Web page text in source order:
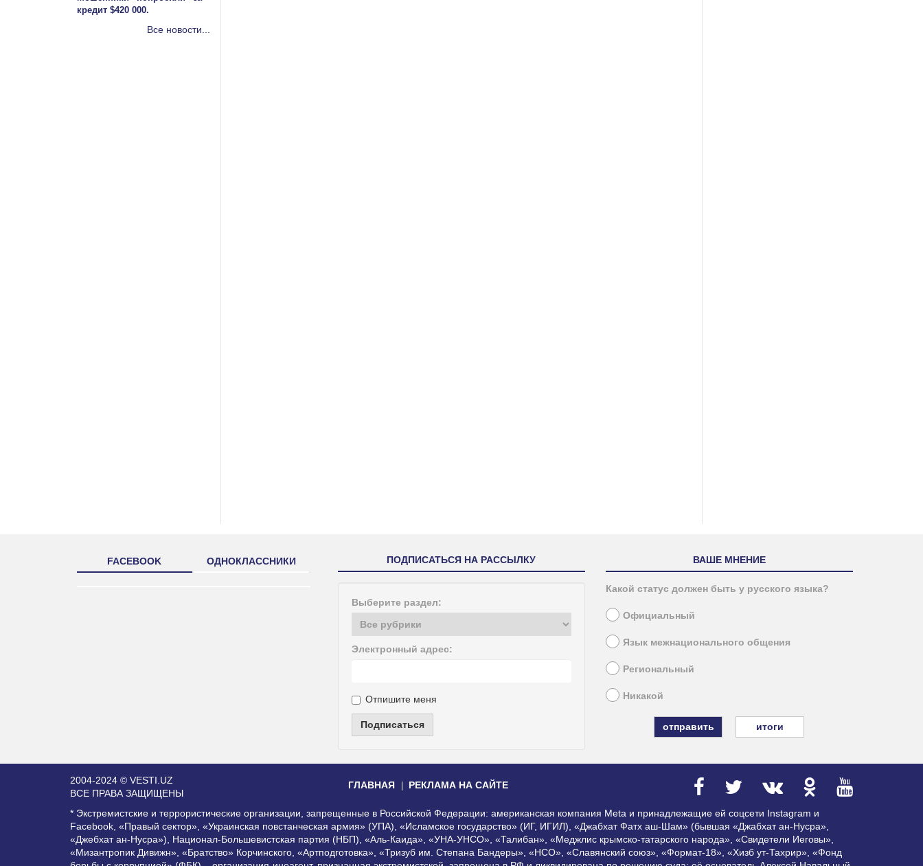
кредит $420 000.
Все новости...
FACEBOOK ОДНОКЛАССНИКИ ПОДПИСАТЬСЯ НА РАССЫЛКУ
Выберите раздел:
Электронный адрес:
Отпишите меня
Подписаться
ВАШЕ МНЕНИЕ
Какой статус должен быть у русского языка?
Официальный
Язык межнационального общения
Региональный
Никакой
итоги
2004-2024 © VESTI.UZ
ВСЕ ПРАВА ЗАЩИЩЕНЫ
ГЛАВНАЯ РЕКЛАМА НА САЙТЕ
* Экстремистские и террористические организации, запрещенные в Российской Федерации: американская компания Meta и принадлежащие ей соцсети Instagram и
Facebook, «Правый сектор», «Украинская повстанческая армия» (УПА), «Исламское государство» (ИГ, ИГИЛ), «Джабхат Фатх аш-Шам» (бывшая «Джабхат ан-Нусра»,
«Джебхат ан-Нусра»), Национал-Большевистская партия (НБП), «Аль-Каида», «УНА-УНСО», «Талибан», «Меджлис крымско-татарского народа», «Свидетели Иеговы»,
«Мизантропик Дивижн», «Братство» Корчинского, «Артподготовка», «Тризуб им. Степана Бандеры», «НСО», «Славянский союз», «Формат-18», «Хизб ут-Тахрир», «Фонд